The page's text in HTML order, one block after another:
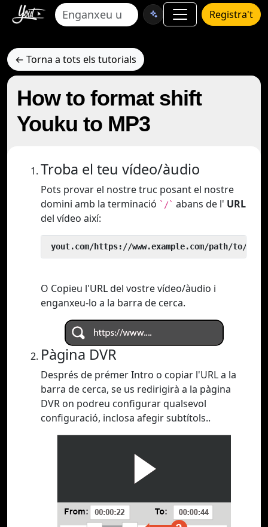
Registra't
← Torna a tots els tutorials
How to format shift
Youku to MP3
Troba el teu vídeo/àudio
Pots provar el nostre truc posant el nostre
domini amb la terminació `/` abans de l' URL
del vídeo així:
yout.com/https://www.example.com/path/to/
O Copieu l'URL del vostre vídeo/àudio i
enganxeu-lo a la barra de cerca.
Pàgina DVR
Després de prémer Intro o copiar l'URL a la
barra de cerca, se us redirigirà a la pàgina
DVR on podreu configurar qualsevol
configuració, inclosa afegir subtítols..